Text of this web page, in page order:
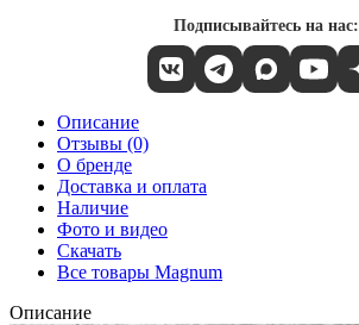
Подписывайтесь на нас:
Описание
Отзывы (0)
О бренде
Доставка и оплата
Наличие
Фото и видео
Скачать
Все товары Magnum
Описание